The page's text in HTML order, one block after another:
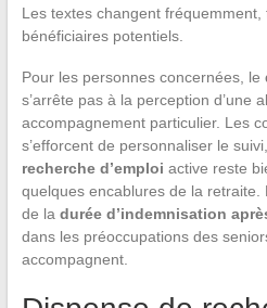
Les textes changent
bénéficiaires potentiels.
Pour les personnes concernées, le
s’arrête pas à la perception d’une
accompagnement particulier. Les
s’efforcent de personnaliser le
recherche d’emploi active reste
quelques encablures de la retraite.
de la durée d’indemnisation
dans les préoccupations des
accompagnent.